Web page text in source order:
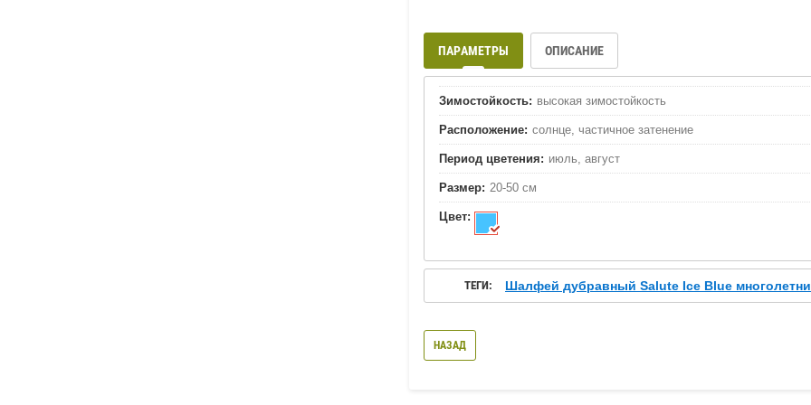
ПАРАМЕТРЫ ОПИСАНИЕ
Зимостойкость: высокая зимостойкость
Расположение: солнце, частичное затенение
Период цветения: июль, август
Размер: 20-50 см
Цвет:
ТЕГИ: Шалфей дубравный Salute Ice Blue
НАЗАД